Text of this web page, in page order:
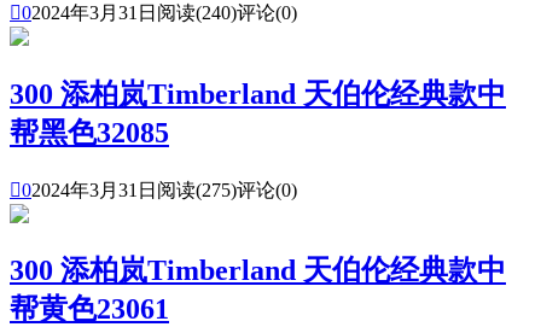
02024年3月31日 阅读(240)评论(0)
300 添柏岚Timberland 天伯伦经典款中
帮黑色32085
02024年3月31日 阅读(275)评论(0)
300 添柏岚Timberland 天伯伦经典款中
帮黄色23061